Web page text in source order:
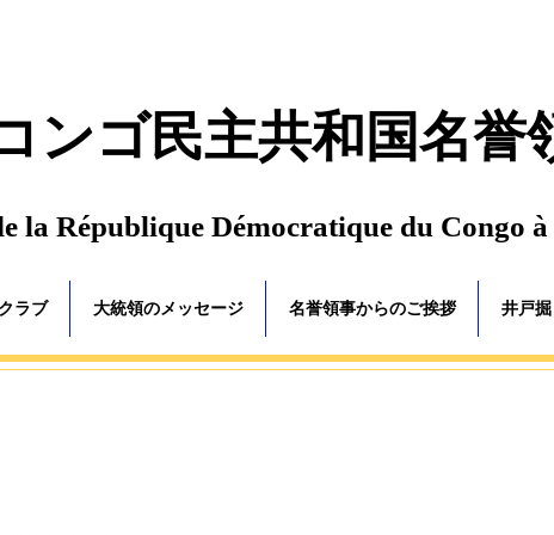
ンゴ民主共和国名誉
la République Démocratique du Congo à
ラブ 大統領のメッセージ 名誉領事からのご挨拶 井戸